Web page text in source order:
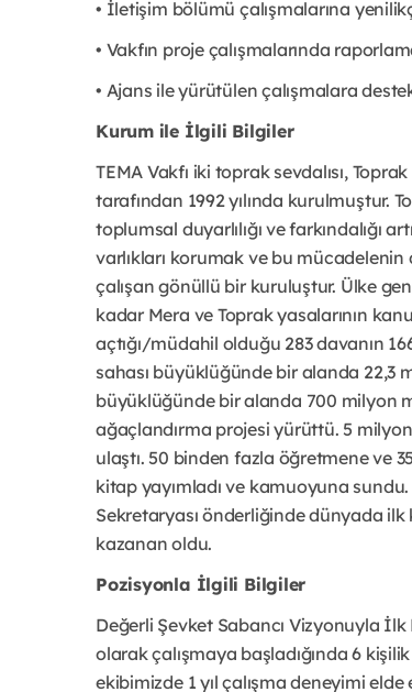
• İletişim bölümü çalışmalarına
• Vakfın proje çalışmalarında
• Ajans ile yürütülen çalışmalara
Kurum ile İlgili Bilgiler
TEMA Vakfı iki toprak sevdalısı,
tarafından 1992 yılında kurulmuştur.
toplumsal duyarlılığı ve farkındalığı
varlıkları korumak ve bu
çalışan gönüllü bir kuruluştur. Ülke
kadar Mera ve Toprak yasalarının
açtığı/müdahil olduğu 283 davanın
sahası büyüklüğünde bir alanda 22,3
büyüklüğünde bir alanda 700 milyon
ağaçlandırma projesi yürüttü. 5
ulaştı. 50 binden fazla öğretmene ve
kitap yayımladı ve kamuoyuna
Sekretaryası önderliğinde dünyada
kazanan oldu.
Pozisyonla İlgili Bilgiler
Değerli Şevket Sabancı Vizyonuyla İlk
olarak çalışmaya başladığında 6
ekibimizde 1 yıl çalışma deneyimi